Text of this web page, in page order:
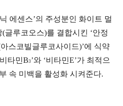
에센스’의 주성분인 화이트 멀
(글루코오스)를 결합시킨 ‘안정
아스코빌글루코사이드)’에 식약
비타민B3 ’와 ‘비타민E’가 최적으
속 미백을 활성화 시켜준다.